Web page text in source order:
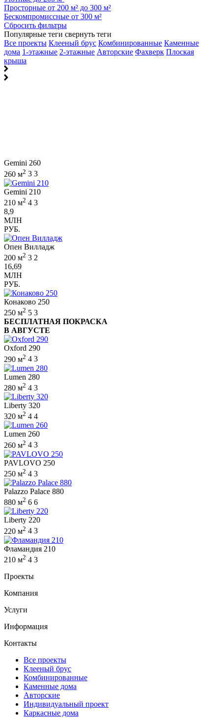
Просторные от 200 м² до 300 м²
Бескомпромиссные от 300 м²
Сбросить фильтры
Популярные теги свернуть теги
Все проекты Клееный брус Комбинированные Каменные
дома 1-этажные 2-этажные Авторские Фахверк Плоская
крыша
Gemini 260
260 м2 3 3
Gemini 210
210 м2 4 3
8,9
МЛН
РУБ.
Опен Вилладж
200 м2 3 2
16,69
МЛН
РУБ.
Конаково 250
250 м2 5 3
БЕСПЛАТНАЯ ПОКРАСКА
В АВГУСТЕ
Oxford 290
290 м2 4 3
Lumen 280
280 м2 4 3
Liberty 320
320 м2 4 4
Lumen 260
260 м2 4 3
PAVLOVO 250
250 м2 4 3
Palazzo Palace 880
880 м2 6 6
Liberty 220
220 м2 4 3
Фламандия 210
210 м2 4 3
Проекты
Компания
Услуги
Информация
Контакты
Все проекты
Клееный брус
Комбинированные
Каменные дома
Авторские
Индивидуальный проект
Каркасные дома